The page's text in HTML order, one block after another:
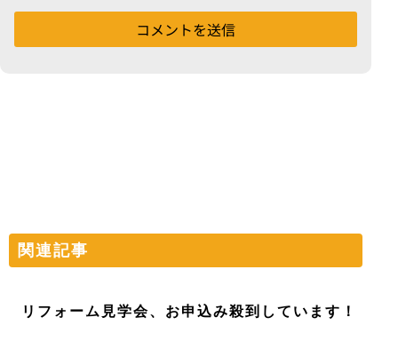
関連記事
リフォーム見学会、お申込み殺到しています！